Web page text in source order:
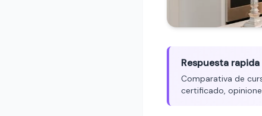
Respuesta rapida
Comparativa de
certificado,